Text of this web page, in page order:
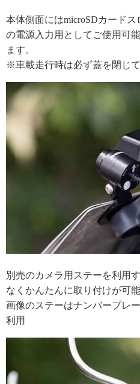
本体側面にはmicroSDカード
の電源入力用としてご使用可
ます。
※車載走行時は必ず蓋を閉じて
別売のカメラ用ステーを利用
なくかんたんに取り付けが可能
画像のステーはナンバープレ
利用